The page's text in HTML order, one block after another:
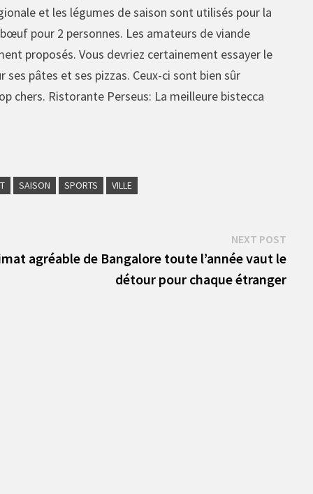
et les légumes de saison sont utilisés pour la
pour 2 personnes. Les amateurs de viande
proposés. Vous devriez certainement essayer le
pâtes et ses pizzas. Ceux-ci sont bien sûr
chers. Ristorante Perseus: La meilleure bistecca
SAISON SPORTS VILLE
NEXT POSTNext
post:
agréable de Bangalore toute l’année vaut le
détour pour chaque étranger